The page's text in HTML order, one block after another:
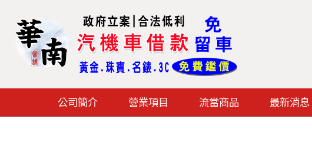
公司簡介 營業項目 流當商品 最新消息